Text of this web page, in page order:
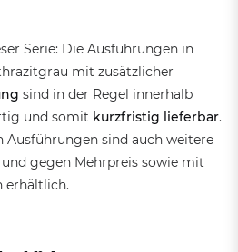
Serie: Die Ausführungen in
mit zusätzlicher
sind in der Regel innerhalb
und somit kurzfristig lieferbar.
Ausführungen sind auch weitere
gegen Mehrpreis sowie mit
erhältlich.